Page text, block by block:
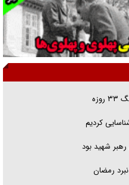
مکانت معنوی رهبر شهید را
کردیم
شهید بود
رمضان